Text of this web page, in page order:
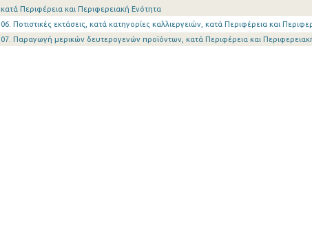
κατά Περιφέρεια και Περιφερειακή Ενότητα
06. Ποτιστικές εκτάσεις, κατά κατηγορίες καλλιεργειών, κατά Περιφέρεια και
07. Παραγωγή μερικών δευτερογενών προϊόντων, κατά Περιφέρεια και